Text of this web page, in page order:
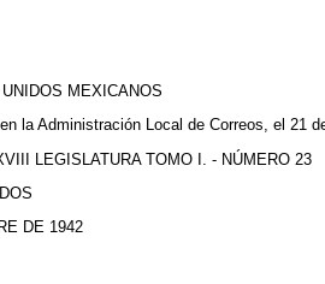
MEXICANOS
la Administración Local de Correos, el 21
LEGISLATURA TOMO I. - NÚMERO 23
DE 1942